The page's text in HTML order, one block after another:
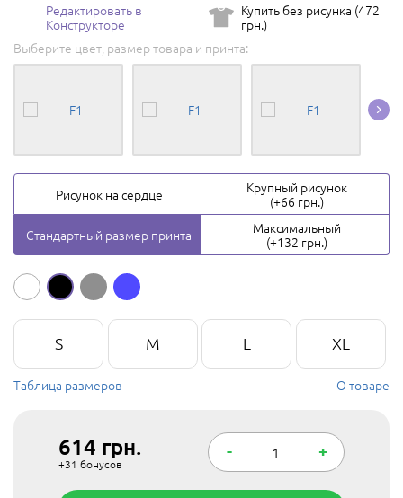
Редактировать в
Конструкторе
Купить без рисунка (472
грн.)
Выберите цвет, размер товара и принта:
Рисунок на сердце
Крупный рисунок
(+66 грн.)
Стандартный размер принта
Максимальный
(+132 грн.)
S M L XL
Таблица размеров О товаре
614 грн.
+31 бонусов
- +